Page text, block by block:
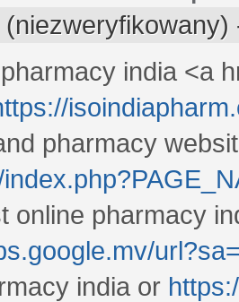
india <a
pharmacy
online pharmacy
india or